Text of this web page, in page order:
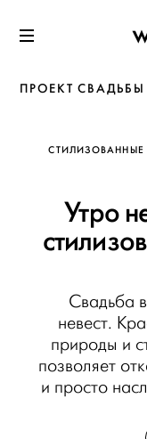
к содержанию
ПРОЕКТ СВАДЬБЫ
Утро
Свадьба
невест.
природы и
позволяет
и просто